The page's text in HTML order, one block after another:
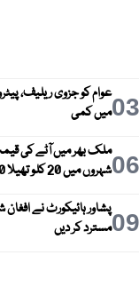
03عوام کو جزوی ریلیف،
میں کمی
06ملک بھر میں آٹے کی
شہروں میں 20 کلو تھیلا 100 روپے تک مہنگا
09پشاور ہائیکورٹ نے
مسترد کر دیں